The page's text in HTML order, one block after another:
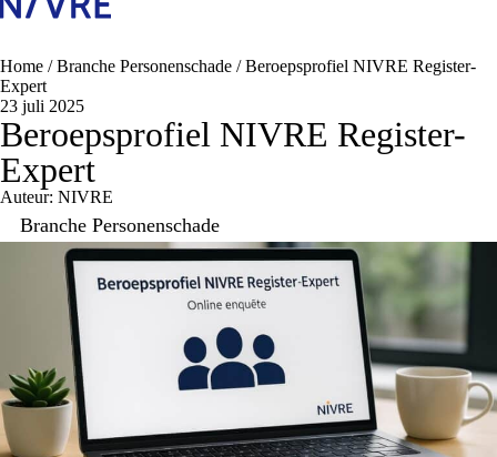
Home /Branche Personenschade /Beroepsprofiel NIVRE Register-
Expert
23 juli 2025
Beroepsprofiel NIVRE Register-
Expert
Auteur: NIVRE
Branche Personenschade